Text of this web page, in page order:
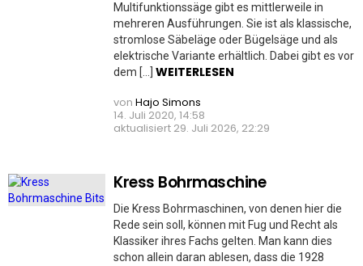
Multifunktionssäge gibt es mittlerweile in
mehreren Ausführungen. Sie ist als klassische,
stromlose Säbeläge oder Bügelsäge und als
elektrische Variante erhältlich. Dabei gibt es vor
dem […] WEITERLESEN
von Hajo Simons
14. Juli 2020, 14:58
aktualisiert 29. Juli 2026, 22:29
Kress Bohrmaschine
Die Kress Bohrmaschinen, von denen hier die
Rede sein soll, können mit Fug und Recht als
Klassiker ihres Fachs gelten. Man kann dies
schon allein daran ablesen, dass die 1928